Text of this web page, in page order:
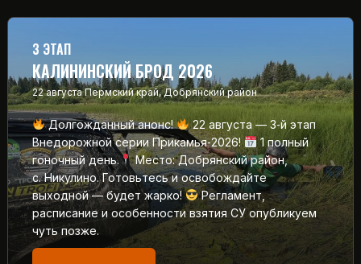
3 ЭТАП
КАЛИНИНСКИЙ БРОД 2026
22 августа Пермский край, Добрянский район
Долгожданный анонс!
22 августа — 3‑й этап
Внедорожной серии Прикамья‑2026!
1 полный
гоночный день.
Место: Добрянский район,
с. Никулино. Готовьтесь и освобождайте
выходной — будет жарко!
Регламент,
расписание и особенности взятия СУ опубликуем
чуть позже.